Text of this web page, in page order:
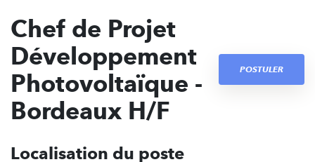
Chef de Projet
Développement
Photovoltaïque -
Bordeaux H/F
POSTULER
Localisation du poste